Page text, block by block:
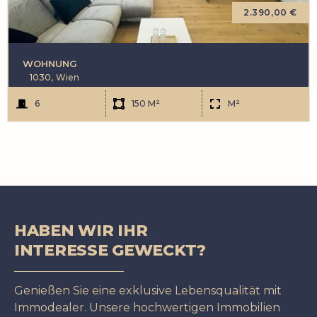
WOHNUNG
1030, Wien
6 150 M² M²
2.390,00 €
HABEN WIR IHR
INTERESSE GEWECKT?
Genießen Sie eine exklusive Lebensqualität mit
Immodealer. Unsere hochwertigen Immobilien